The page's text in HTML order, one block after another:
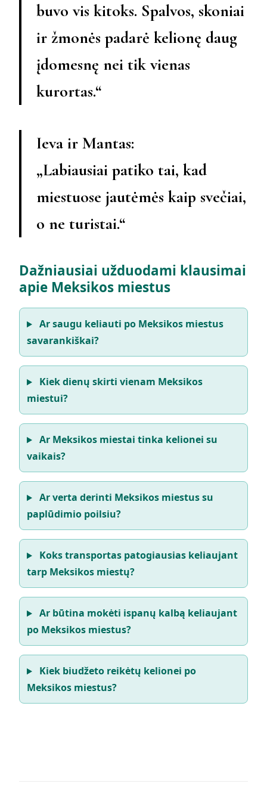
buvo vis kitoks. Spalvos, skoniai
ir žmonės padarė kelionę daug
įdomesnę nei tik vienas
kurortas.“
Ieva ir Mantas:
„Labiausiai patiko tai, kad
miestuose jautėmės kaip svečiai,
o ne turistai.“
Dažniausiai užduodami klausimai
apie Meksikos miestus
Ar saugu keliauti po Meksikos miestus
savarankiškai?
Kiek dienų skirti vienam Meksikos
miestui?
Ar Meksikos miestai tinka kelionei su
vaikais?
Ar verta derinti Meksikos miestus su
paplūdimio poilsiu?
Koks transportas patogiausias keliaujant
tarp Meksikos miestų?
Ar būtina mokėti ispanų kalbą keliaujant
po Meksikos miestus?
Kiek biudžeto reikėtų kelionei po
Meksikos miestus?